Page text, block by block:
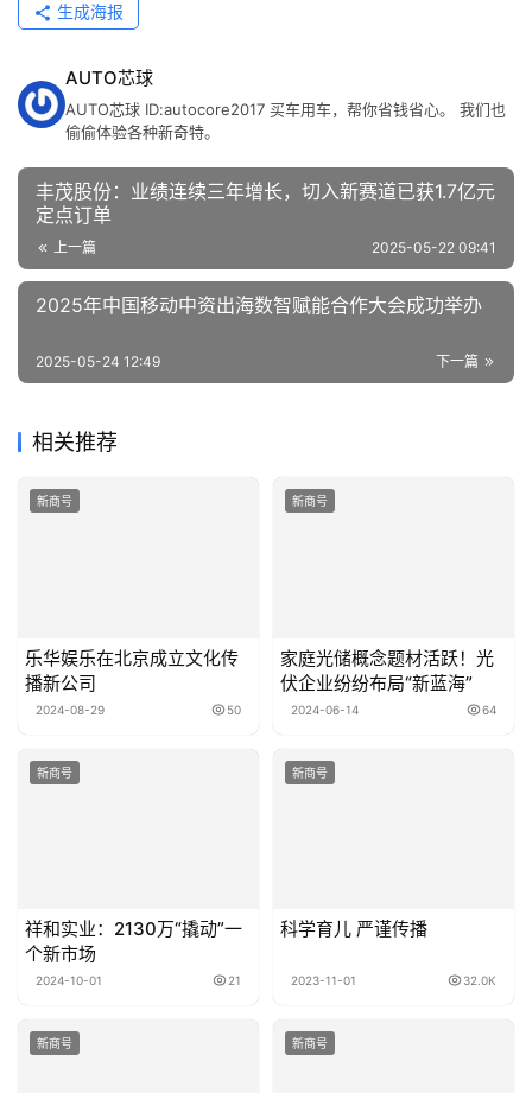
生成海报
AUTO芯球
AUTO芯球 ID:autocore2017 买车用车，帮你省钱省心。 我们也
偷偷体验各种新奇特。
丰茂股份：业绩连续三年增长，切入新赛道已获1.7亿元
定点订单
上一篇 2025-05-22 09:41
2025年中国移动中资出海数智赋能合作大会成功举办
下一篇
2025-05-24 12:49
相关推荐
新商号
乐华娱乐在北京成立文化传
播新公司
2024-08-29 50
新商号
家庭光储概念题材活跃！光
伏企业纷纷布局“新蓝海”
2024-06-14 64
新商号
祥和实业：2130万“撬动”一
个新市场
2024-10-01 21
新商号
科学育儿 严谨传播
2023-11-01 32.0K
新商号 新商号